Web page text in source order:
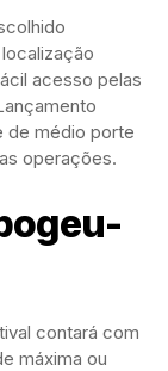
acesso pelas
de médio porte
operações.
contará com
máxima ou